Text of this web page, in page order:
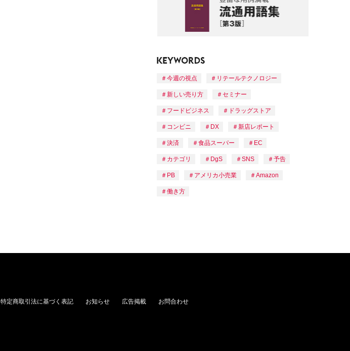
今週の視点 リテールテクノロジー
新しい売り方 セミナー
フードビジネス ドラッグストア
コンビニ DX 新店レポート
決済 食品スーパー EC
カテゴリ DgS SNS 予告
PB アメリカ小売業 Amazon
働き方
特定商取引法に基づく表記 お知らせ 広告掲載 お問合わせ